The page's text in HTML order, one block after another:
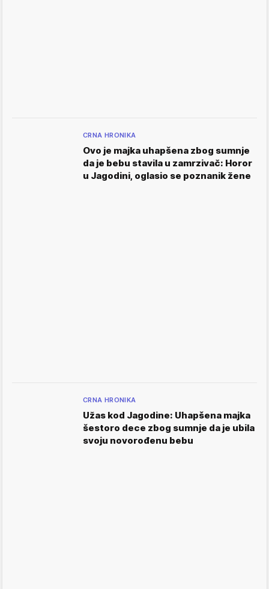
CRNA HRONIKA
Ovo je majka uhapšena zbog sumnje
da je bebu stavila u zamrzivač: Horor
u Jagodini, oglasio se poznanik žene
CRNA HRONIKA
Užas kod Jagodine: Uhapšena majka
šestoro dece zbog sumnje da je ubila
svoju novorođenu bebu